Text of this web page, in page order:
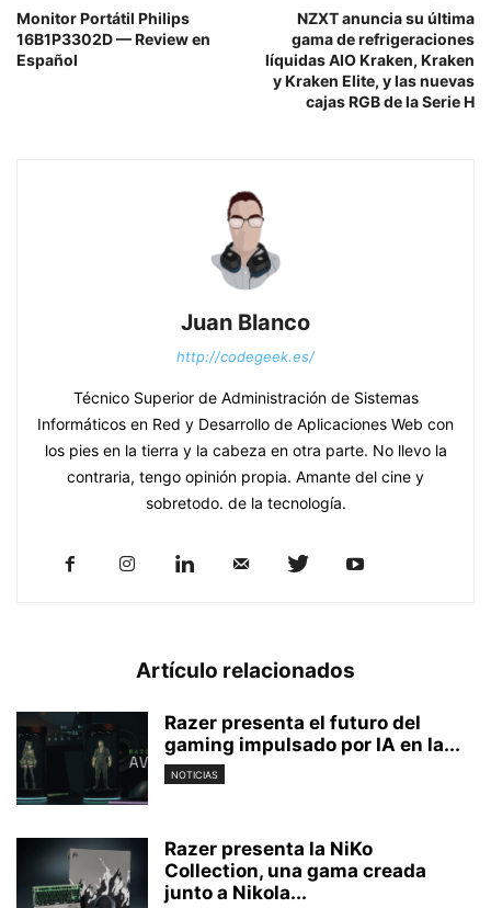
Monitor Portátil Philips
16B1P3302D — Review en
Español
NZXT anuncia su última
gama de refrigeraciones
líquidas AIO Kraken, Kraken
y Kraken Elite, y las nuevas
cajas RGB de la Serie H
Juan Blanco
http://codegeek.es/
Técnico Superior de Administración de Sistemas
Informáticos en Red y Desarrollo de Aplicaciones Web con
los pies en la tierra y la cabeza en otra parte. No llevo la
contraria, tengo opinión propia. Amante del cine y
sobretodo. de la tecnología.
Artículo relacionados
Razer presenta el futuro del
gaming impulsado por IA en la...
NOTICIAS
Razer presenta la NiKo
Collection, una gama creada
junto a Nikola...